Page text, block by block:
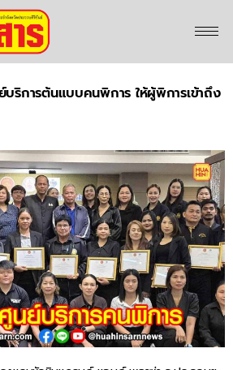
ริการต้นแบบคนพิการ ให้ผู้พิการเข้าถึง